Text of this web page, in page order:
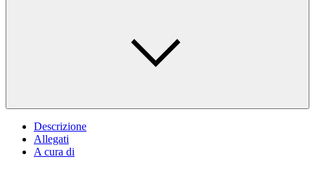
Descrizione
Allegati
A cura di